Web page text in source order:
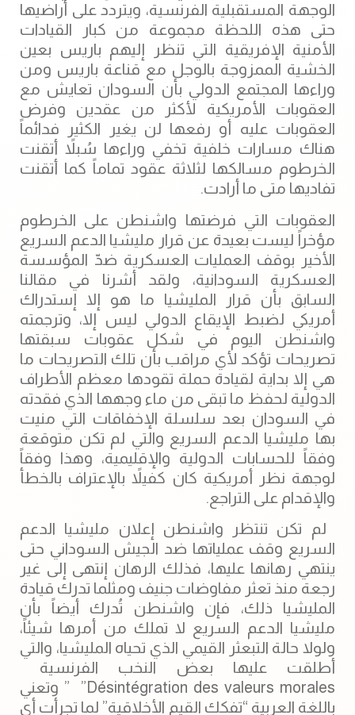
الوجهة المستقبلية الفرنسية، ويتردد على أراضيها
حتى هذه اللحظة مجموعة من كبار القيادات
الأمنية الإفريقية التي تنظر إليهم باريس بعين
الخشية الممزوجة بالوجل مع قناعة باريس ومن
وراءها المجتمع الدولي بأن السودان تعايش مع
العقوبات الأمريكية لأكثر من عقدين وفرض
العقوبات عليه أو رفعها لن يغير الكثير فدائماً
هناك مسارات خلفية تخفي وراءها سُبلاً أتقنت
‫الخرطوم مسالكها لثلاثة عقود تماماً كما أتقنت
تفاديها متى ما أرادت.
‏العقوبات التي فرضتها ‫واشنطن على الخرطوم
مؤخراً ليست بعيدة عن قرار مليشيا الدعم السريع
الأخير بوقف العمليات العسكرية ضدّ المؤسسة
العسكرية السودانية، ولقد أشرنا في مقالنا
السابق بأن قرار المليشيا ما هو إلا إستدراك
أمريكي لضبط الإيقاع الدولي ليس إلا، وترجمته
واشنطن اليوم في شكل عقوبات سبقتها
تصريحات تؤكد لأي مراقب بأن تلك التصريحات ما
هي إلا بداية لقيادة حملة تقودها معظم الأطراف
الدولية لحفظ ما تبقى من ماء وجهها الذي فقدته
في السودان بعد سلسلة الإخفاقات التي منيت
بها مليشيا الدعم السريع والتي لم تكن متوقعة
وفقاً للحسابات الدولية والإقليمية، وهذا وفقاً
لوجهة نظر أمريكية كان كفيلاً بالإعتراف بالخطأ
والإقدام على التراجع.
‏ لم تكن تنتظر ‫واشنطن إعلان مليشيا ‫الدعم
السريع وقف عملياتها ضد ‫الجيش السوداني حتى
ينتهي رهانها عليها، فذلك الرهان إنتهى إلى غير
رجعة منذ تعثر مفاوضات جنيف ومثلما تدرك قيادة
المليشيا ذلك، فإن واشنطن تُدرك أيضاً بأن
مليشيا الدعم السريع لا تملك من أمرها شيئاً،
ولولا حالة التبعثر القيمي الذي تحياه المليشيا، والتي
أطلقت عليها بعض النخب الفرنسية
Désintégration des valeurs morales” ” وتعني
باللغة العربية “تفكك القيم الأخلاقية” لما تجرأت أي